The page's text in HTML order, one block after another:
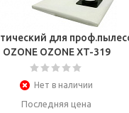
для
OZONE OZONE XT-319
Нет в наличии
Последняя цена